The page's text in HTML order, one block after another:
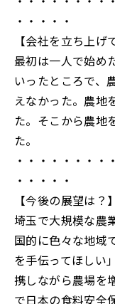
・・・・・
【会社を立ち上げ
最初は一人で始め
いったところで、
えなかった。農地
た。そこから農地
た。
・・・・・・・・
・・・・・
【今後の展望は？】
埼玉で大規模な農
国的に色々な地域
を手伝ってほしい
携しながら農場を
で日本の食料安全